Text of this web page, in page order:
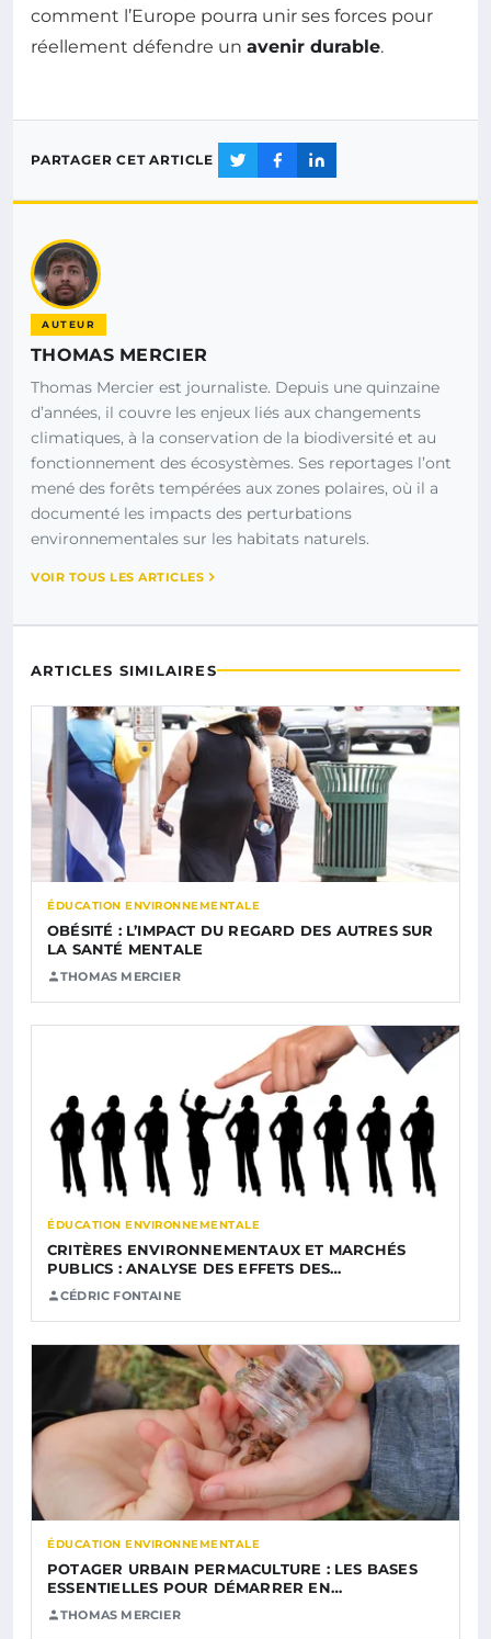
comment l’Europe pourra unir ses forces pour
réellement défendre un avenir durable.
PARTAGER CET ARTICLE
AUTEUR
THOMAS MERCIER
Thomas Mercier est journaliste. Depuis une quinzaine
d’années, il couvre les enjeux liés aux changements
climatiques, à la conservation de la biodiversité et au
fonctionnement des écosystèmes. Ses reportages l’ont
mené des forêts tempérées aux zones polaires, où il a
documenté les impacts des perturbations
environnementales sur les habitats naturels.
VOIR TOUS LES ARTICLES
ARTICLES SIMILAIRES
ÉDUCATION ENVIRONNEMENTALE
OBÉSITÉ : L’IMPACT DU REGARD DES AUTRES SUR
LA SANTÉ MENTALE
THOMAS MERCIER
ÉDUCATION ENVIRONNEMENTALE
CRITÈRES ENVIRONNEMENTAUX ET MARCHÉS
PUBLICS : ANALYSE DES EFFETS DES…
CÉDRIC FONTAINE
ÉDUCATION ENVIRONNEMENTALE
POTAGER URBAIN PERMACULTURE : LES BASES
ESSENTIELLES POUR DÉMARRER EN…
THOMAS MERCIER